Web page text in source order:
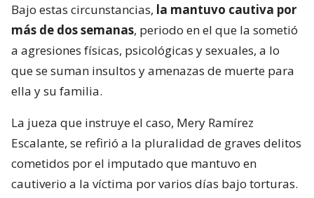
Bajo estas circunstancias, la mantuvo cautiva por
más de dos semanas, periodo en el que la sometió
a agresiones físicas, psicológicas y sexuales, a lo
que se suman insultos y amenazas de muerte para
ella y su familia.
La jueza que instruye el caso, Mery Ramírez
Escalante, se refirió a la pluralidad de graves delitos
cometidos por el imputado que mantuvo en
cautiverio a la víctima por varios días bajo torturas.